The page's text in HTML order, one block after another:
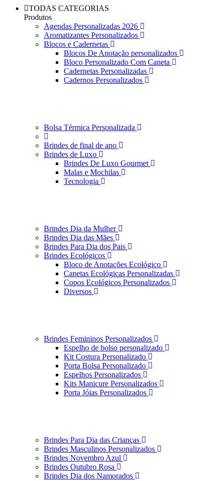
TODAS CATEGORIAS
Produtos
Agendas Personalizadas 2026
Aromatizantes Personalizados
Blocos e Cadernetas
Blocos De Anotação personalizados
Bloco Personalizado Com Caneta
Cadernetas Personalizadas
Cadernos Personalizados
Bolsa Térmica Personalizada
Brindes de final de ano
Brindes de Luxo
Brindes De Luxo Gourmet
Malas e Mochilas
Tecnologia
Brindes Dia da Mulher
Brindes Dia das Mães
Brindes Para Dia dos Pais
Brindes Ecológicos
Bloco de Anotações Ecológico
Canetas Ecológicas Personalizadas
Copos Ecológicos Personalizados
Diversos
Brindes Femininos Personalizados
Espelho de bolso personalizado
Kit Costura Personalizado
Porta Bolsa Personalizado
Espelhos Personalizados
Kits Manicure Personalizados
Porta Jóias Personalizados
Brindes Para Dia das Crianças
Brindes Masculinos Personalizados
Brindes Novembro Azul
Brindes Outubro Rosa
Brindes Dia dos Namorados